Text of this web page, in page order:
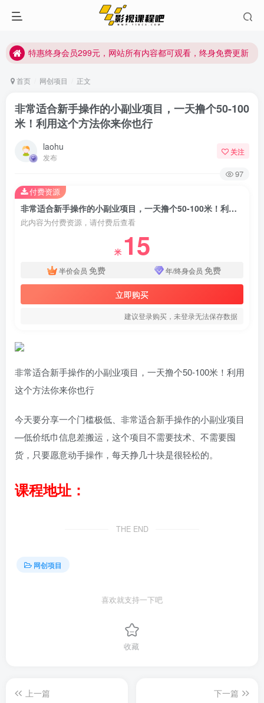
特惠终身会员299元，网站所有内容都可观看，终身免费更新
特惠终身会员299元，网站所有内容都可观看，终身免费更新
首页 网创项目 正文
非常适合新手操作的小副业项目，一天撸个50-100
米！利用这个方法你来你也行
laohu
发布
关注
97
非常适合新手操作的小副业项目，一天撸个50-100米！利用这个方法你来你也行
此内容为付费资源，请付费后查看
米 15
半价会员 免费 年/终身会员 免费
立即购买
建议登录购买，未登录无法保存数据
付费资源
非常适合新手操作的小副业项目，一天撸个50-100米！利用
这个方法你来你也行
今天要分享一个门槛极低、非常适合新手操作的小副业项目
—低价纸巾信息差搬运，这个项目不需要技术、不需要囤
货，只要愿意动手操作，每天挣几十块是很轻松的。
课程地址：
THE END
网创项目
喜欢就支持一下吧
收藏
上一篇
下一篇